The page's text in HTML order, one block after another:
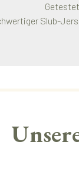
Slub-